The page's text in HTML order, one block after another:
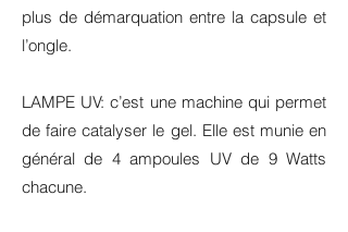
plus de démarquation entre la capsule et
l’ongle.
LAMPE UV: c’est une machine qui permet
de faire catalyser le gel. Elle est munie en
général de 4 ampoules UV de 9 Watts
chacune.